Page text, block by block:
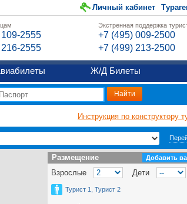
Личный кабинет
2555
2555
Экстренная поддержка
+7 (495) 009-2500
+7 (499) 213-2500
Ж/Д Билеты
Инструкция по конструктору
Размещение
Размещение Добавить
Взрослые Дети
Турист 1, Турист 2